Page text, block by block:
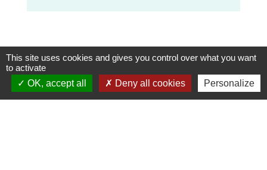
Finances
keyboard_arrow_rightTarifs communaux
This site uses cookies and gives you control over what you want
to activate
OK, accept all
Deny all cookies Personalize